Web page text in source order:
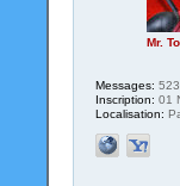
Mr.
Messages:
Inscription: 01
Localisation: